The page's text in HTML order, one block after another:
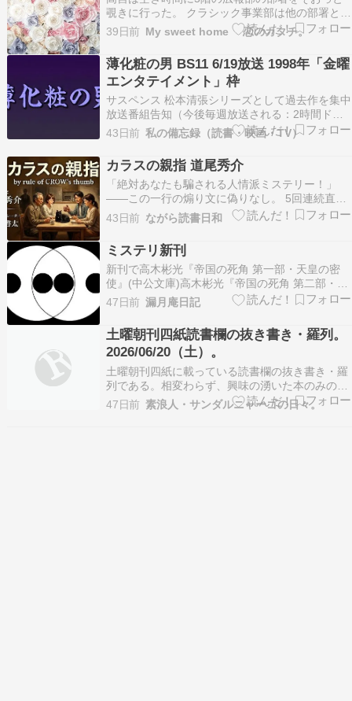
覗きに行った。 クラシック事業部は他の部署と切
り離されて、一つの部屋になっているが、他の部
署はワンフロアに仕切りだけで、分かれているの
で、やや騒がしかった。 広報部・・ 入口のフロ
アマップを確認すると。 広いフロアの一番入口か
ら遠い、…
39日前 My sweet home 恋のカタチ。
薄化粧の男 BS11 6/19放送 1998年「金曜
エンタテイメント」枠
サスペンス 松本清張シリーズとして過去作を集中
放送番組告知（今後毎週放送される：2時間ドラ
マ）【BS11:ドラマ】松本清張シリーズ放送時
間：毎週金曜日 午後6時45分～よる8時58分
www.bs11.jpシリーズ黒革の手帖 家紋 ゼロの焦点
喪失の儀礼 疑惑 黒の回廊微笑の儀式…
43日前 私の備忘録（読書・映画・TV）
カラスの親指 道尾秀介
「絶対あなたも騙される人情派ミステリー！」
——この一行の煽り文に偽りなし。 5回連続直木
賞候補ののち、史上初の5回連続候補という前代
未聞の記録で第144回直木賞を受賞した作家・道
尾秀介。その最初の直木賞候補作にして、第62回
日本推理作家協会賞受賞作。『カラスの親指』
は、人生に敗…
43日前 ながら読書日和
ミステリ新刊
新刊で高木彬光『帝国の死角 第一部・天皇の密
使』(中公文庫)高木彬光『帝国の死角 第二部・
神々の黄昏』(中公文庫)牧 逸馬/島田荘司編『世界
怪奇実話傑作選』(中公文庫)紀田順一郎『蔵書一
代 なぜ蔵書は増え、そして散逸するのか』(中公
文庫)平山亜佐子『断髪とパンツ 明治・大正・
昭…
47日前 漏月庵日記
土曜朝刊四紙読書欄の抜き書き・羅列。
2026/06/20（土）。
土曜朝刊四紙に載っている読書欄の抜き書き・羅
列である。相変わらず、興味の湧いた本のみの抜
き書き及び羅列なのである。 ・税 期限・歴史・
現在 なぜ払うか？誰の負担が重いのか？（スティ
47日前 素浪人・サンダルニャーゴの日々。